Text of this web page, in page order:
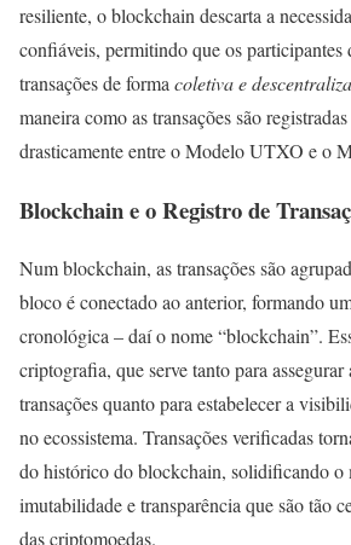
resiliente, o blockchain descarta a
confiáveis​​, permitindo que os participantes
transações de forma coletiva e
maneira como as transações são
drasticamente entre o Modelo UTXO e o
Blockchain e o Registro de
Num blockchain, as transações são
bloco é conectado ao anterior, formando
cronológica – daí o nome “blockchain”.
criptografia, que serve tanto para
transações quanto para estabelecer a
no ecossistema. Transações verificadas
do histórico do blockchain, solidificando o
imutabilidade e transparência que são tão
das criptomoedas.